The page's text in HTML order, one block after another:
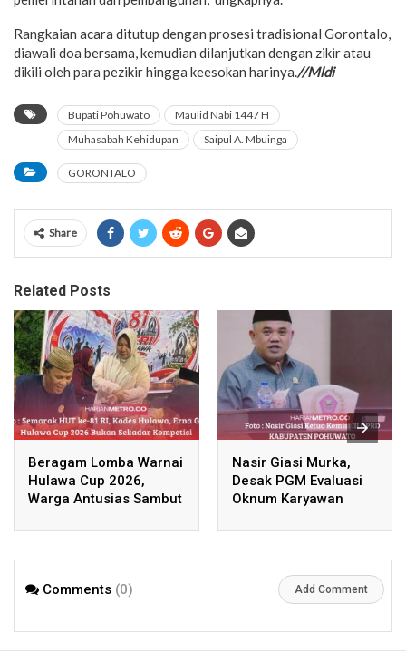
Rangkaian acara ditutup dengan prosesi tradisional Gorontalo,
diawali doa bersama, kemudian dilanjutkan dengan zikir atau
dikili oleh para pezikir hingga keesokan harinya.//Mldi
Bupati Pohuwato
Maulid Nabi 1447 H
Muhasabah Kehidupan
Saipul A. Mbuinga
GORONTALO
Share
Related Posts
Beragam Lomba Warnai
Hulawa Cup 2026,
Warga Antusias Sambut
Nasir Giasi Murka,
Desak PGM Evaluasi
Oknum Karyawan
Comments (0) Add Comment